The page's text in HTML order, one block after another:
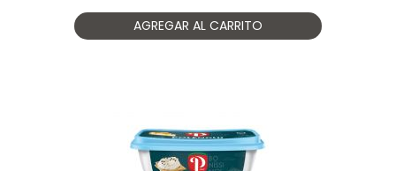
AGREGAR AL CARRITO